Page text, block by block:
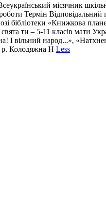
місячник
Термін
бібліотеки «Книжкова
ти – 5-11 класів мати
вільний народ...»,
р. Колодяжна Н Less